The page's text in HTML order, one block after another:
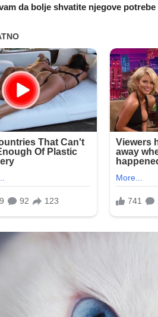
da bolje shvatite njegove potrebe